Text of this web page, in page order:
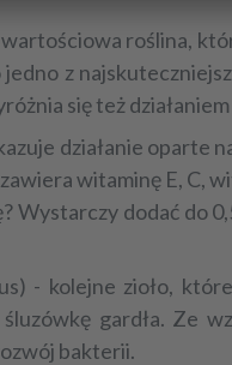
roślina,
z
się też
działanie oparte
witaminę E, C,
Wystarczy dodać do
) - kolejne zioło,
gardła. Ze
bakterii.